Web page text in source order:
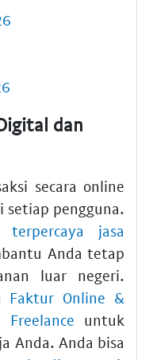
dan
secara online
setiap pengguna.
terpercaya jasa
Anda tetap
luar negeri.
Faktur Online &
Freelance untuk
Anda. Anda bisa